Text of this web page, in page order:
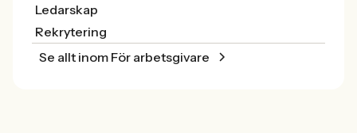
Ledarskap
Rekrytering
Se allt inom För arbetsgivare